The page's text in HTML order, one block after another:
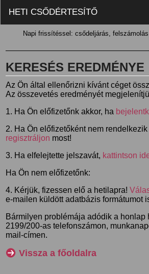
HETI CSŐDÉRTESÍTŐ
Napi frissítéssel: csődeljárás,
KERESÉS EREDMÉNYE
Az Ön által ellenőrizni kívánt céget
Az összevetés eredményét
1. Ha Ön előfizetőnk akkor, ha
2. Ha Ön előfizetőként nem
regisztráljon most!
3. Ha elfelejtette jelszavát, kattintson
Ha Ön nem előfizetőnk:
4. Kérjük, fizessen elő a hetilapra!
e-mailen küldött adatbázis formátumot
Bármilyen problémája adódik a
2199/200-as telefonszámon,
mail-címen.
Vissza a főoldalra